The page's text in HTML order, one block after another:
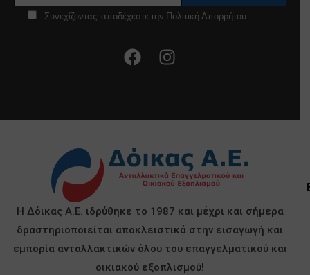
Συνεχίζοντας, αποδέχεστε την Πολιτική Απορρήτου
Η Δόικας Α.Ε. ιδρύθηκε το 1987 και μέχρι και σήμερα
δραστηριοποιείται αποκλειστικά στην εισαγωγή και
εμπορία ανταλλακτικών όλου του επαγγελματικού και
οικιακού εξοπλισμού!